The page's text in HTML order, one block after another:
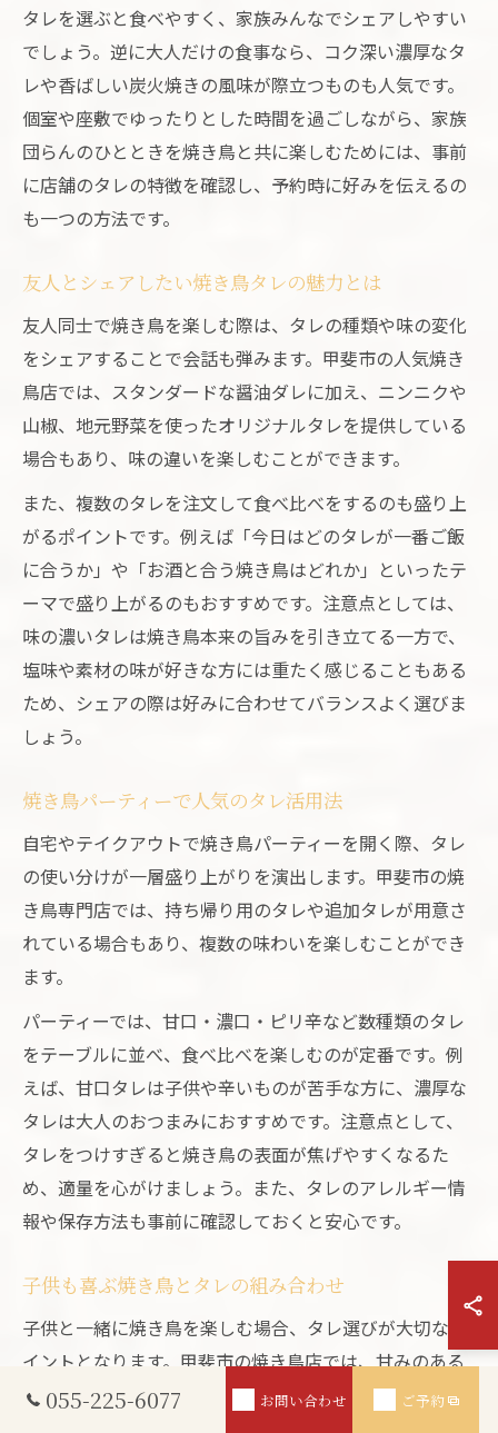
タレを選ぶと食べやすく、家族みんなでシェアしやすい
でしょう。逆に大人だけの食事なら、コク深い濃厚なタ
レや香ばしい炭火焼きの風味が際立つものも人気です。
個室や座敷でゆったりとした時間を過ごしながら、家族
団らんのひとときを焼き鳥と共に楽しむためには、事前
に店舗のタレの特徴を確認し、予約時に好みを伝えるの
も一つの方法です。
友人とシェアしたい焼き鳥タレの魅力とは
友人同士で焼き鳥を楽しむ際は、タレの種類や味の変化
をシェアすることで会話も弾みます。甲斐市の人気焼き
鳥店では、スタンダードな醤油ダレに加え、ニンニクや
山椒、地元野菜を使ったオリジナルタレを提供している
場合もあり、味の違いを楽しむことができます。
また、複数のタレを注文して食べ比べをするのも盛り上
がるポイントです。例えば「今日はどのタレが一番ご飯
に合うか」や「お酒と合う焼き鳥はどれか」といったテ
ーマで盛り上がるのもおすすめです。注意点としては、
味の濃いタレは焼き鳥本来の旨みを引き立てる一方で、
塩味や素材の味が好きな方には重たく感じることもある
ため、シェアの際は好みに合わせてバランスよく選びま
しょう。
焼き鳥パーティーで人気のタレ活用法
自宅やテイクアウトで焼き鳥パーティーを開く際、タレ
の使い分けが一層盛り上がりを演出します。甲斐市の焼
き鳥専門店では、持ち帰り用のタレや追加タレが用意さ
れている場合もあり、複数の味わいを楽しむことができ
ます。
パーティーでは、甘口・濃口・ピリ辛など数種類のタレ
をテーブルに並べ、食べ比べを楽しむのが定番です。例
えば、甘口タレは子供や辛いものが苦手な方に、濃厚な
タレは大人のおつまみにおすすめです。注意点として、
タレをつけすぎると焼き鳥の表面が焦げやすくなるた
め、適量を心がけましょう。また、タレのアレルギー情
報や保存方法も事前に確認しておくと安心です。
子供も喜ぶ焼き鳥とタレの組み合わせ
子供と一緒に焼き鳥を楽しむ場合、タレ選びが大切なポ
イントとなります。甲斐市の焼き鳥店では、甘みのある
やさしい味わいのタレが人気で、部位によってはチーズ
055-225-6077 お問い合わせ ご予約